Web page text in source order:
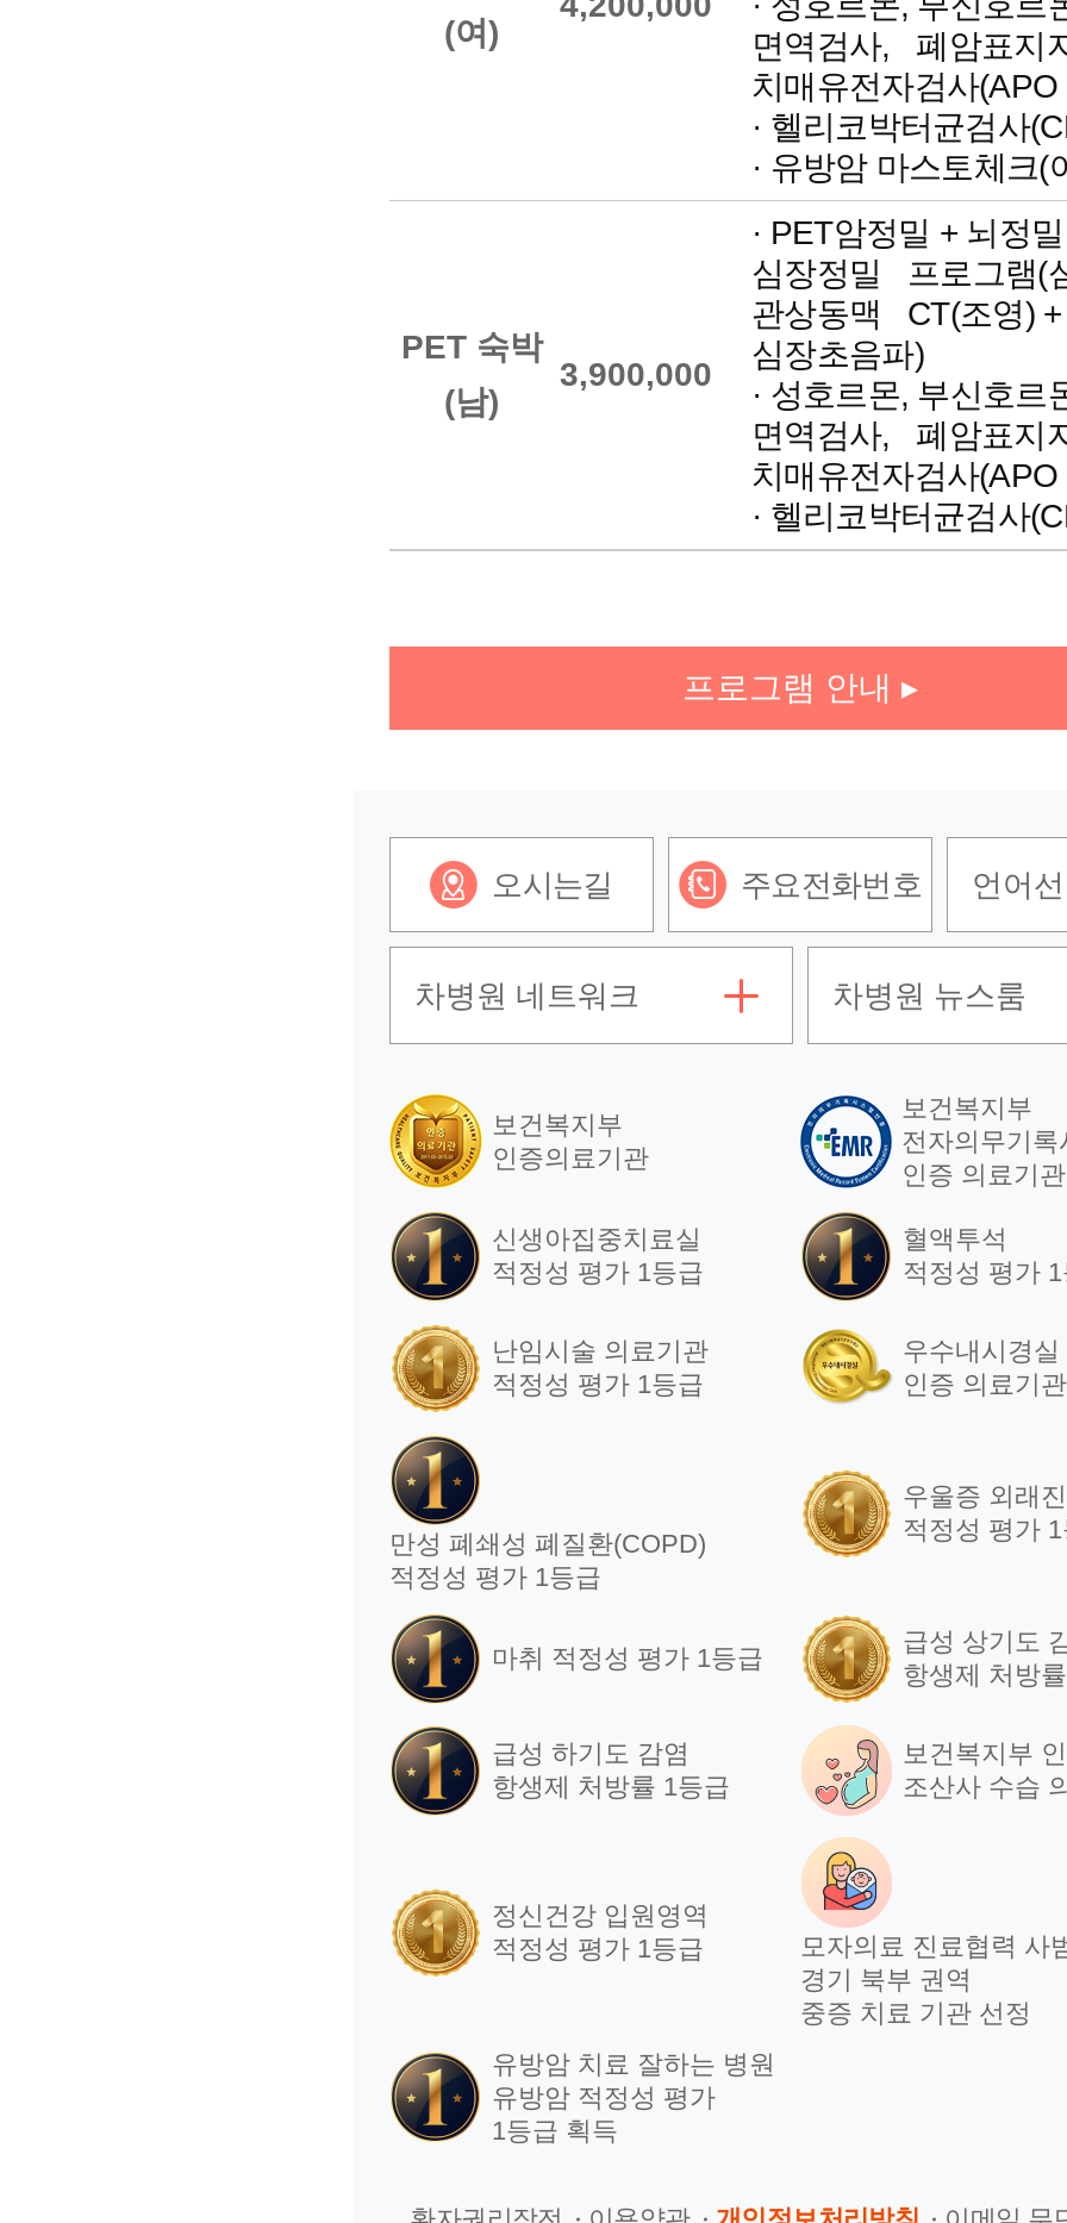
진료협력센터
(여)
면역검사, 폐암표지
치매유전자검사(APO
· 헬리코박터균검사
· 유방암 마스토체크(
PET 숙박
(남)
3,900,000
· PET암정밀 + 뇌정
심장정밀 프로그램(
관상동맥 CT(조영) +
심장초음파)
· 성호르몬, 부신호르
면역검사, 폐암표지
치매유전자검사(APO
· 헬리코박터균검사
프로그램 안내 ▸
오시는길 주요전화번호 언어
차병원 네트워크 차병원 뉴스룸
보건복지부
인증의료기관
보건복지부
전자의무기록
인증 의료기관
신생아집중치료실
적정성 평가 1등급
혈액투석
적정성 평가
난임시술 의료기관
적정성 평가 1등급
우수내시경실
인증 의료기관
만성 폐쇄성 폐질환(COPD)
적정성 평가 1등급
우울증 외래
적정성 평가
마취 적정성 평가 1등급
급성 상기도
항생제 처방
급성 하기도 감염
항생제 처방률 1등급
보건복지부
조산사 수습
정신건강 입원영역
적정성 평가 1등급
모자의료 진료협력 사
경기 북부 권역
중증 치료 기관 선정
유방암 치료 잘하는 병원
유방암 적정성 평가
1등급 획득